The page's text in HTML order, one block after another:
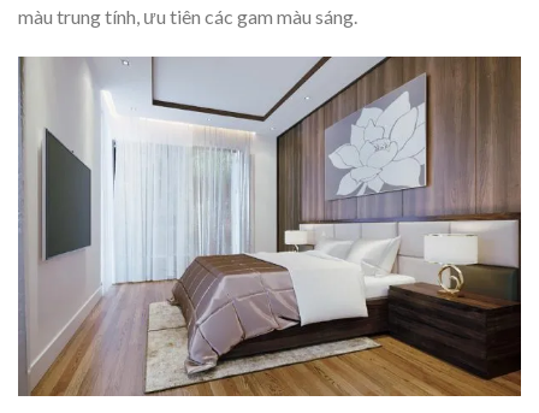
màu trung tính, ưu tiên các gam màu sáng.